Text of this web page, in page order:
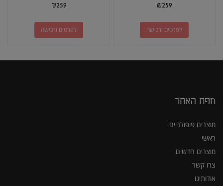
₪259
לפרטים ורכישה
₪259
לפרטים ורכישה
מפת האתר
מוצרים פופולריים
ראשי
מוצרים חדשים
צרו קשר
אודותינו